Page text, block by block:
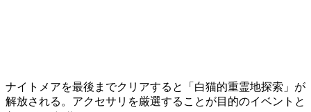
ナイトメアを最後までクリアすると「白猫的重霊地探索」が
解放される。アクセサリを厳選することが目的のイベントと